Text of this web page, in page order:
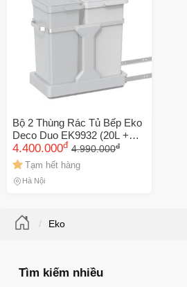
Bộ 2 Thùng Rác Tủ Bếp Eko
Deco Duo EK9932 (20L +
15L) - Giải Pháp Tiện Lợi Cho
Không Gian Sống Gọn Gàng,
Hiện Đại
4.400.000đ 4.990.000đ
Tạm hết hàng
Hà Nội
Eko
Tìm kiếm nhiều